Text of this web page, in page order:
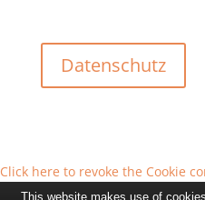
Datenschutz
Click here to revoke the Cookie
This website makes use of